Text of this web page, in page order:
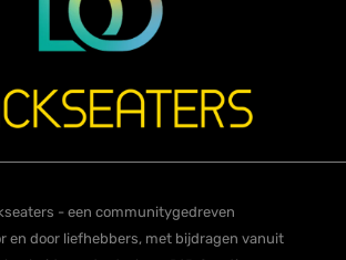
- een communitygedreven
en door liefhebbers, met bijdragen vanuit